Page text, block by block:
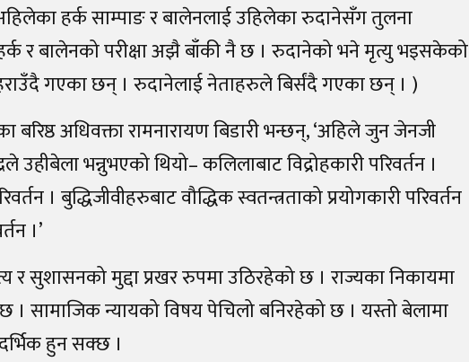
हर्क साम्पाङ र बालेनलाई उहिलेका रुदानेसँग तुलना
र बालेनको परीक्षा अझै बाँकी नै छ । रुदानेको भने मृत्यु भइसकेको
गएका छन् । रुदानेलाई नेताहरुले बिर्संदै गएका छन् । )
अधिवक्ता रामनारायण बिडारी भन्छन्, ‘अहिले जुन जेनजी
भन्नुभएको थियो– कलिलाबाट विद्रोहकारी परिवर्तन ।
। बुद्धिजीवीहरुबाट वौद्धिक स्वतन्त्रताको प्रयोगकारी परिवर्तन
।’
र सुशासनको मुद्दा प्रखर रुपमा उठिरहेको छ । राज्यका निकायमा
। सामाजिक न्यायको विषय पेचिलो बनिरहेको छ । यस्तो बेलामा
हुन सक्छ ।